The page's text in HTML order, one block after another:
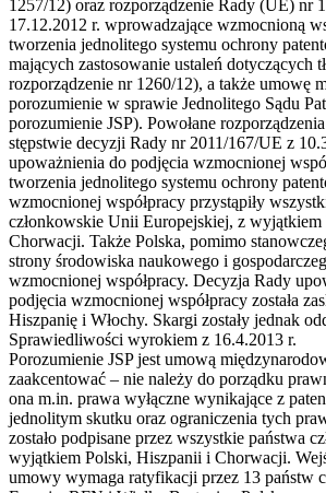
1257/12) oraz rozporządzenie Rady (UE) nr
17.12.2012 r. wprowadzające wzmocnioną
tworzenia jednolitego systemu ochrony
mających zastosowanie ustaleń dotyczących
rozporządzenie nr 1260/12), a także umowę
porozumienie w sprawie Jednolitego Sądu
porozumienie JSP). Powołane
stępstwie decyzji Rady nr 2011/167/UE z
upoważnienia do podjęcia wzmocnionej
tworzenia jednolitego systemu ochrony
wzmocnionej współpracy przystąpiły
członkowskie Unii Europejskiej, z
Chorwacji. Także Polska, pomimo
strony środowiska naukowego i
wzmocnionej współpracy. Decyzja Rady
podjęcia wzmocnionej współpracy została
Hiszpanię i Włochy. Skargi zostały jednak
Sprawiedliwości wyrokiem z 16.4.2013 r.
Porozumienie JSP jest umową
zaakcentować – nie należy do porządku
ona m.in. prawa wyłączne wynikające z
jednolitym skutku oraz ograniczenia tych
zostało podpisane przez wszystkie państwa
wyjątkiem Polski, Hiszpanii i Chorwacji.
umowy wymaga ratyfikacji przez 13 państw